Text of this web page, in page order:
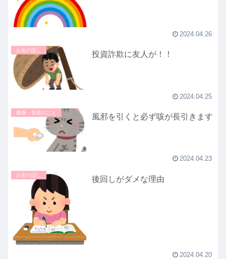
2024.04.26
お金の話し 投資詐欺に友人が！！
2024.04.25
健康・美容のこと 風邪を引くと必ず咳が長引きます
2024.04.23
お金の話し 後回しがダメな理由
2024.04.20